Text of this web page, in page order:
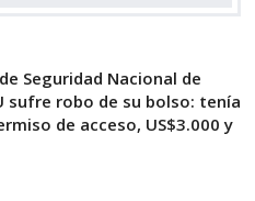
Seguridad Nacional de
sufre robo de su bolso: tenía
de acceso, US$3.000 y